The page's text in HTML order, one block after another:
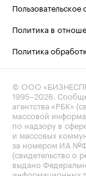
Политика в
Политика
© ООО
1995–2026 .
агентства «РБК»
массовой
по надзору в
и массовых
за номером ИА
(свидетельство о
выдано
информационных